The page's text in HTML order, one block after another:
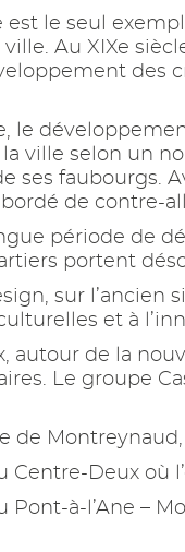
est le seul
Au XIXe
des
le
ville selon un
ses faubourgs.
de contre-
période de
portent
sur
et à
autour de la
Le groupe
de
Centre-Deux où
Pont-à-l’Ane –